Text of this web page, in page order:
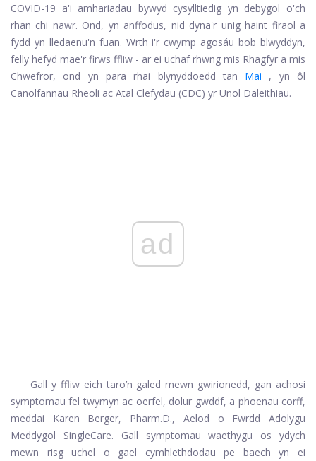
COVID-19 a'i amhariadau bywyd cysylltiedig yn debygol o'ch
rhan chi nawr. Ond, yn anffodus, nid dyna'r unig haint firaol a
fydd yn lledaenu'n fuan. Wrth i'r cwymp agosáu bob blwyddyn,
felly hefyd mae'r firws ffliw - ar ei uchaf rhwng mis Rhagfyr a mis
Chwefror, ond yn para rhai blynyddoedd tan
Mai
, yn ôl
Canolfannau Rheoli ac Atal Clefydau (CDC) yr Unol Daleithiau.
ad
Gall y ffliw eich taro’n galed mewn gwirionedd, gan achosi
symptomau fel twymyn ac oerfel, dolur gwddf, a phoenau corff,
meddai Karen Berger, Pharm.D., Aelod o Fwrdd Adolygu
Meddygol SingleCare. Gall symptomau waethygu os ydych
mewn risg uchel o gael cymhlethdodau pe baech yn ei